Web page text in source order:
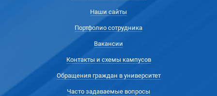
Наши сайты
Портфолио сотрудника
Вакансии
Контакты и схемы кампусов
Обращения граждан в университет
Часто задаваемые вопросы